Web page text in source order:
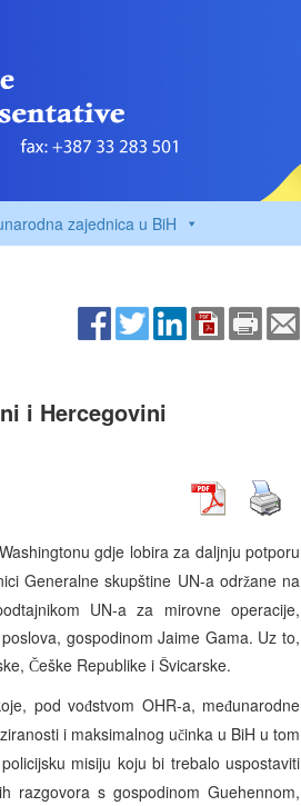
zajednica u BiH
i Hercegovini
gdje lobira za daljnju potporu
Generalne skupštine UN-a održane na
UN-a za mirovne operacije,
gospodinom Jaime Gama. Uz to,
Češke Republike i Švicarske.
pod vođstvom OHR-a, međunarodne
i maksimalnog učinka u BiH u tom
misiju koju bi trebalo uspostaviti
razgovora s gospodinom Guehennom,